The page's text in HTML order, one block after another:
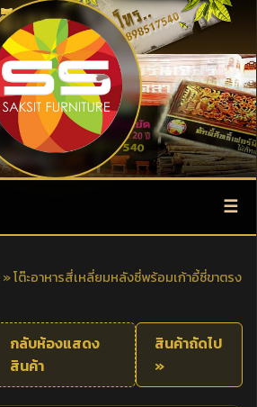
»โต๊ะอาหารสี่เหลี่ยมหลังซี่พร้อมเก้าอี้ซี่ขาตรง
กลับห้องแสดง
สินค้า
สินค้าถัดไป
»